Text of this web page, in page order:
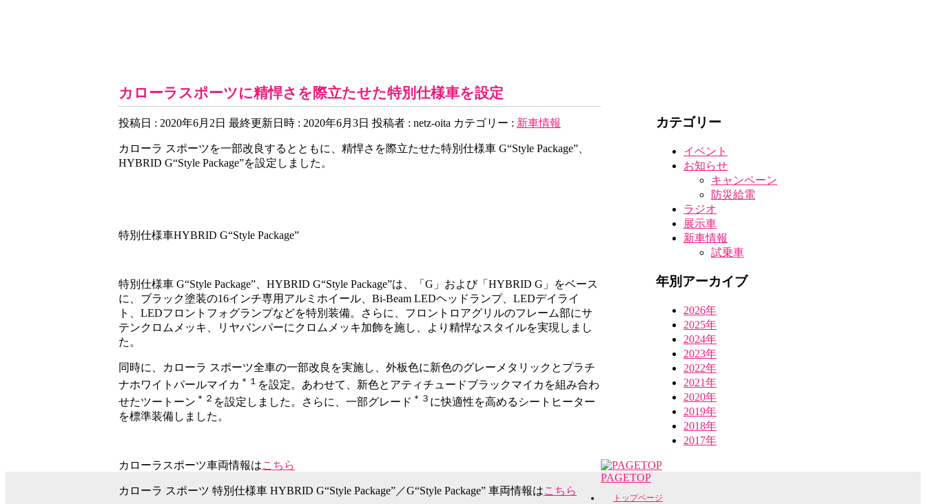
カローラスポーツに精悍さを際立たせた特別仕様車を設定
投稿日 : 2020年6月2日 最終更新日時 : 2020年6月3日 投稿者 : netz-oita カテゴリー : 新車情報
カローラ スポーツを一部改良するとともに、精悍さを際立たせた特別仕様車 G“Style Package”、
HYBRID G“Style Package”を設定しました。
特別仕様車HYBRID G“Style Package”
特別仕様車 G“Style Package”、HYBRID G“Style Package”は、「G」および「HYBRID G」をベース
に、ブラック塗装の16インチ専用アルミホイール、Bi-Beam LEDヘッドランプ、LEDデイライ
ト、LEDフロントフォグランプなどを特別装備。さらに、フロントロアグリルのフレーム部にサ
テンクロムメッキ、リヤバンパーにクロムメッキ加飾を施し、より精悍なスタイルを実現しまし
た。
同時に、カローラ スポーツ全車の一部改良を実施し、外板色に新色のグレーメタリックとプラチ
ナホワイトパールマイカ ＊１ を設定。あわせて、新色とアティチュードブラックマイカを組み合わ
せたツートーン ＊２ を設定しました。さらに、一部グレード ＊３ に快適性を高めるシートヒーター
を標準装備しました。
カローラスポーツ車両情報はこちら
カローラ スポーツ 特別仕様車 HYBRID G“Style Package”／G“Style Package” 車両情報はこちら
カテゴリー
イベント
お知らせ
キャンペーン
防災給電
ラジオ
展示車
新車情報
試乗車
年別アーカイブ
2026年
2025年
2024年
2023年
2022年
2021年
2020年
2019年
2018年
2017年
PAGETOP
トップページ